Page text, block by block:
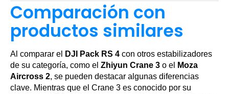
Comparación con
productos similares
Al comparar el DJI Pack RS 4 con otros estabilizadores
de su categoría, como el Zhiyun Crane 3 o el
Moza
Aircross 2, se pueden destacar algunas diferencias
clave. Mientras que el Crane 3 es conocido por su